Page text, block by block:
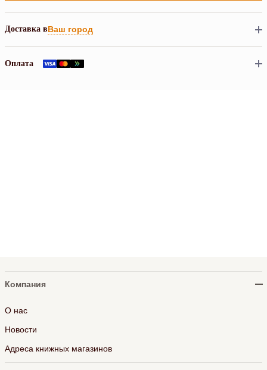
Доставка вВаш город
Оплата
Компания
О нас
Новости
Адреса книжных магазинов